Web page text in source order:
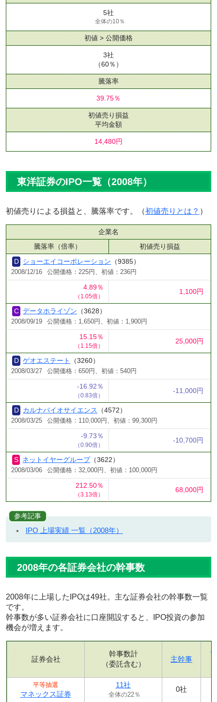
5社
全体の10％
初値 > 公開価格
3社
（60％）
騰落率
39.75％
初値売り損益
平均金額
14,480円
東洋証券のIPO一覧（2008年）
初値売りによる損益と、騰落率です。（初値売りとは？ ）
企業名
騰落率（倍率）
初値売り損益
ショーエイコーポレーション （9385）
2008/12/16 公開価格：225円、初値：236円
4.89％
（1.05倍）
1,100円
データホライゾン （3628）
2008/09/19 公開価格：1,650円、初値：1,900円
15.15％
（1.15倍）
25,000円
ゲオエステート （3260）
2008/03/27 公開価格：650円、初値：540円
-16.92％
（0.83倍）
-11,000円
カルナバイオサイエンス （4572）
2008/03/25 公開価格：110,000円、初値：99,300円
-9.73％
（0.90倍）
-10,700円
ネットイヤーグループ（3622）
2008/03/06 公開価格：32,000円、初値：100,000円
212.50％
（3.13倍）
68,000円
参考記事
IPO 上場実績 一覧（2008年）
2008年の各証券会社の幹事数
2008年に上場したIPOは49社。主な証券会社の幹事数一覧
です。
幹事数が多い証券会社に口座開設すると、IPO投資の参加
機会が増えます。
証券会社
幹事数計
（委託含む）
主幹事
平等抽選
マネックス証券
11社
全体の22％
0社